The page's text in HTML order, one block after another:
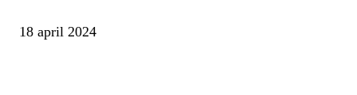
18 april 2024